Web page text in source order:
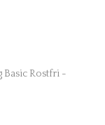
Basic Rostfri -